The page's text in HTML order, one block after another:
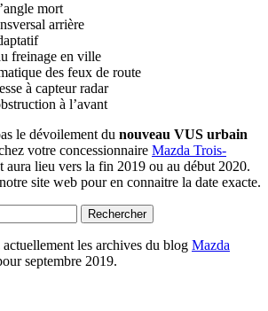
mort
arrière
freinage en ville
des feux de route
à capteur radar
à l’avant
le dévoilement du nouveau VUS urbain
votre concessionnaire Mazda Trois-
aura lieu vers la fin 2019 ou au début 2020.
site web pour en connaitre la date exacte.
les archives du blog Mazda
septembre 2019.